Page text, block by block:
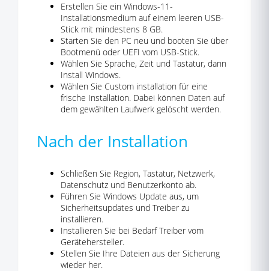
Erstellen Sie ein Windows-11-
Installationsmedium auf einem leeren USB-
Stick mit mindestens 8 GB.
Starten Sie den PC neu und booten Sie über
Bootmenü oder UEFI vom USB-Stick.
Wählen Sie Sprache, Zeit und Tastatur, dann
Install Windows.
Wählen Sie Custom installation für eine
frische Installation. Dabei können Daten auf
dem gewählten Laufwerk gelöscht werden.
Nach der Installation
Schließen Sie Region, Tastatur, Netzwerk,
Datenschutz und Benutzerkonto ab.
Führen Sie Windows Update aus, um
Sicherheitsupdates und Treiber zu
installieren.
Installieren Sie bei Bedarf Treiber vom
Gerätehersteller.
Stellen Sie Ihre Dateien aus der Sicherung
wieder her.